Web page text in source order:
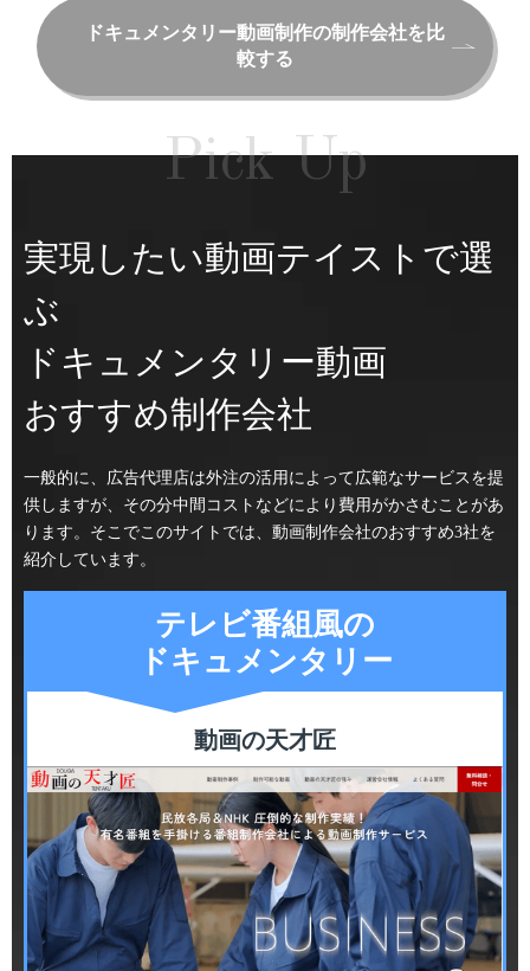
ドキュメンタリー動画制作の制作会社を比
較する
Pick Up
実現したい動画テイストで選
ぶ
ドキュメンタリー動画
おすすめ制作会社
一般的に、広告代理店は外注の活用によって広範なサービスを提
供しますが、その分中間コストなどにより費用がかさむことがあ
ります。そこでこのサイトでは、動画制作会社のおすすめ3社を
紹介しています。
テレビ番組風の
ドキュメンタリー
動画の天才匠